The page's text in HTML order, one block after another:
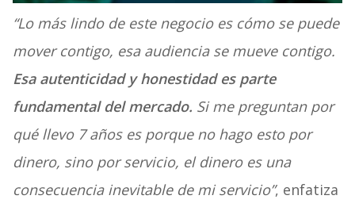
“Lo más lindo de este negocio es cómo se puede
mover contigo, esa audiencia se mueve contigo.
Esa autenticidad y honestidad es parte
fundamental del mercado. Si me preguntan por
qué llevo 7 años es porque no hago esto por
dinero, sino por servicio, el dinero es una
consecuencia inevitable de mi servicio”, enfatiza